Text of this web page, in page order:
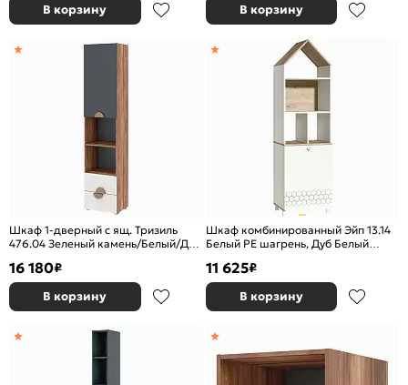
В корзину В корзину
Шкаф 1-дверный с ящ. Тризиль
476.04 Зеленый камень/Белый/Дуб
16 180₽
В корзину
Шкаф комбинированный Эйп 13.14
Белый PE шагрень, Дуб Белый
11 625₽
В корзину